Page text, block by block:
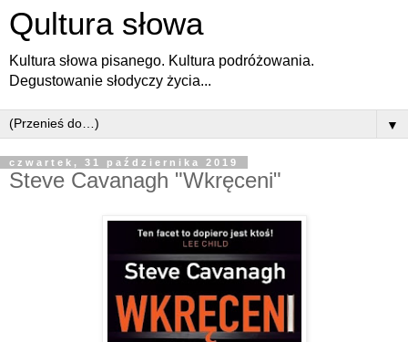
Qultura słowa
Kultura słowa pisanego. Kultura podróżowania.
Degustowanie słodyczy życia...
▼
czwartek, 31 października 2019
Steve Cavanagh "Wkręceni"